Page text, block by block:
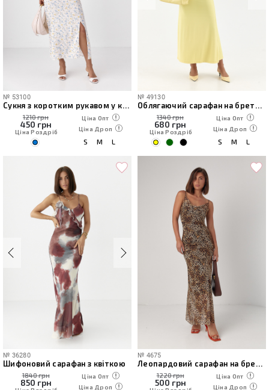
№ 53100
Сукня з коротким рукавом у квітку
1210 грн
450 грн
Ціна Роздріб
Ціна Опт
Ціна Дроп
S M L
№ 49130
Облягаючий сарафан на бретелях
1340 грн
680 грн
Ціна Роздріб
Ціна Опт
Ціна Дроп
S M L
№ 36280
Шифоновий сарафан з квіткою
1840 грн
850 грн
Ціна Опт
Ціна Дроп
№ 4675
Леопардовий сарафан на бретелях із оголеною спиною
1220 грн
500 грн
Ціна Опт
Ціна Дроп